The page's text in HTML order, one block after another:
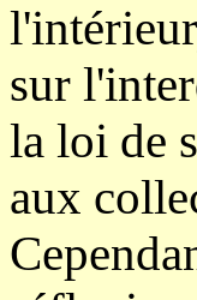
sur
la loi de
aux